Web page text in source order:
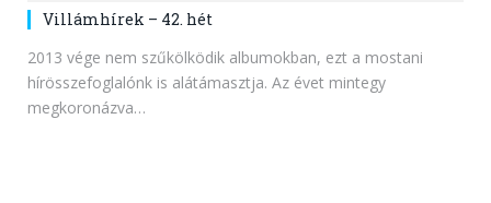
Villámhírek – 42. hét
2013 vége nem szűkölködik albumokban, ezt a mostani
hírösszefoglalónk is alátámasztja. Az évet mintegy
megkoronázva…